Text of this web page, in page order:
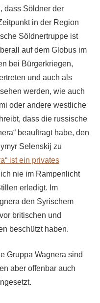
dass Söldner der
in der Region
Söldnertruppe ist
auf dem Globus im
bei Bürgerkriegen,
und auch als
werden, wie auch
oder andere westliche
dass die russische
beauftragt habe, den
Selenskij zu
ist ein privates
nie im Rampenlicht
erledigt. Im
den Syrischem
britischen und
beschützt haben.
Gruppa Wagnera sind
aber offenbar auch